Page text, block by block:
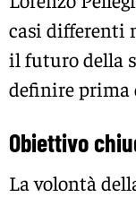
casi differenti
il futuro della
definire prima
Obiettivo
La volontà